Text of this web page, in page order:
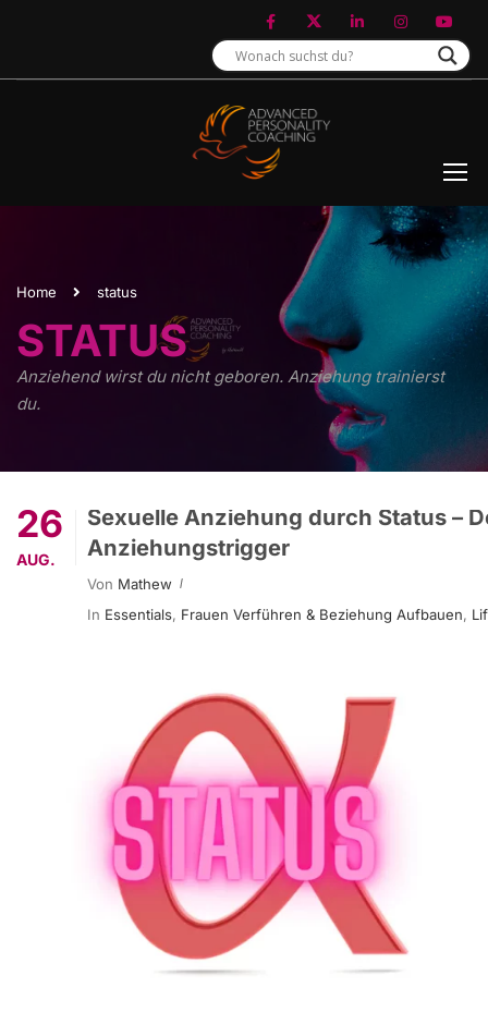
Home status
STATUS
Anziehend wirst du nicht geboren. Anziehung trainierst
du.
26
AUG.
Sexuelle Anziehung durch Status –
Anziehungstrigger
Von Mathew
In Essentials, Frauen Verführen & Beziehung Aufbauen,